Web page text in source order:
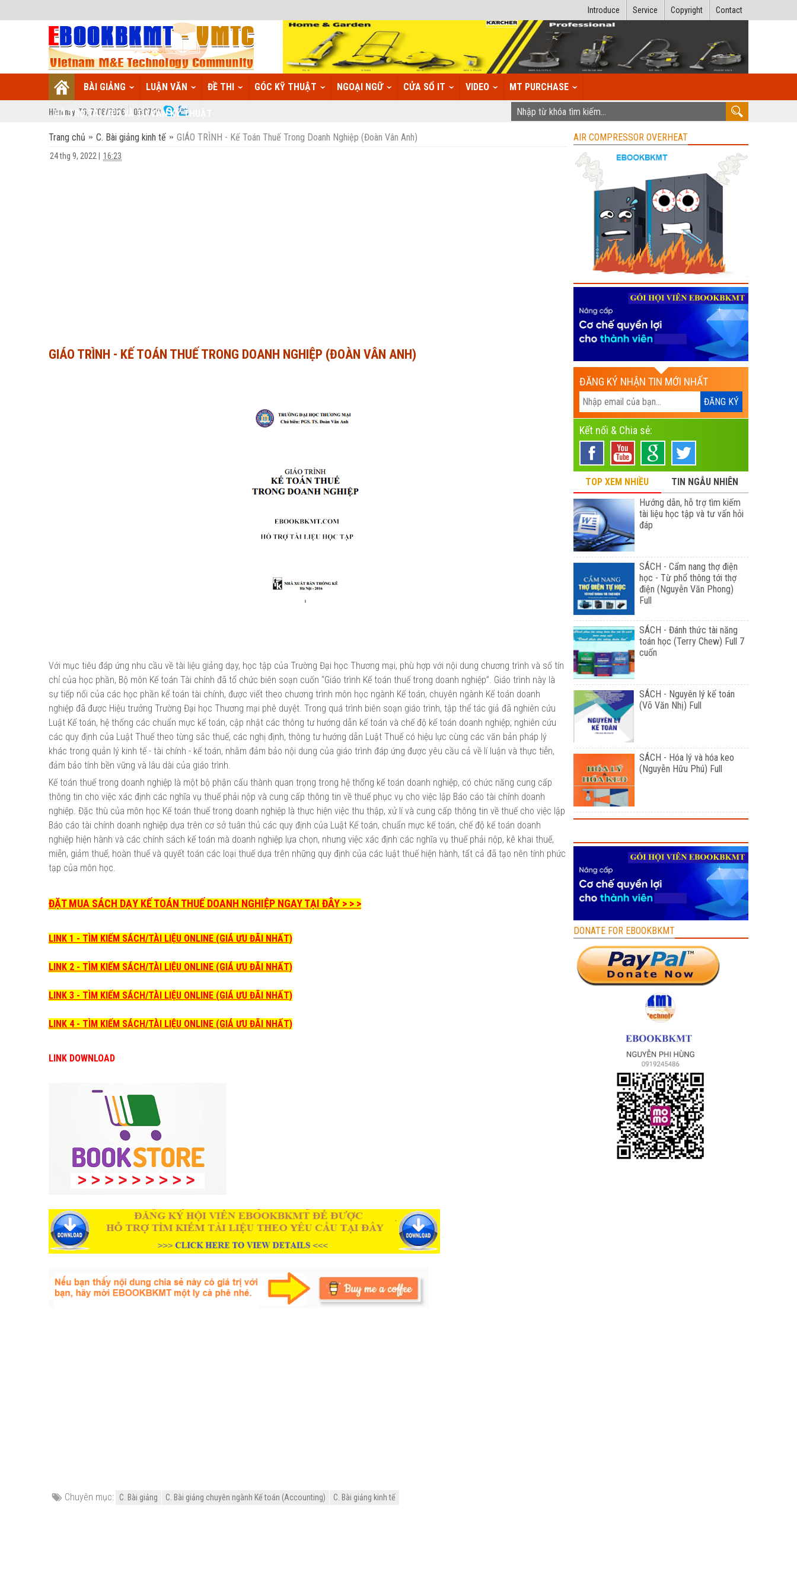
Contact
Copyright
Service
Introduce
BÀI GIẢNG LUẬN VĂN ĐỀ THI GÓC KỸ THUẬT NGOẠI NGỮ CỬA SỔ IT VIDEO MT PURCHASE
HỖ TRỢ TÀI LIỆU VÀ TƯ VẤN KỸ THUẬT
Hôm nay: T6, 7/08/2026 09:07:19
Trang chủ C. Bài giảng kinh tế GIÁO TRÌNH - Kế Toán Thuế Trong Doanh Nghiệp (Đoàn Vân Anh)
24 thg 9, 2022 16:23
GIÁO TRÌNH - KẾ TOÁN THUẾ TRONG DOANH NGHIỆP (ĐOÀN VÂN ANH)
Với mục tiêu đáp ứng nhu cầu về tài liệu giảng dạy, học tập của Trường Đại học Thương mại, phù hợp với nội dung chương trình và số tín
chỉ của học phần, Bộ môn Kế toán Tài chính đã tổ chức biên soạn cuốn “Giáo trình Kế toán thuế trong doanh nghiệp”. Giáo trình này là
sự tiếp nối của các học phần kế toán tài chính, được viết theo chương trình môn học ngành Kế toán, chuyên ngành Kế toán doanh
nghiệp đã được Hiệu trưởng Trường Đại học Thương mại phê duyệt. Trong quá trình biên soạn giáo trình, tập thể tác giả đã nghiên cứu
Luật Kế toán, hệ thống các chuẩn mực kế toán, cập nhật các thông tư hướng dẫn kế toán và chế độ kế toán doanh nghiệp; nghiên cứu
các quy định của Luật Thuế theo từng sắc thuế, các nghị định, thông tư hướng dẫn Luật Thuế có hiệu lực cùng các văn bản pháp lý
khác trong quản lý kinh tế - tài chính - kế toán, nhằm đảm bảo nội dung của giáo trình đáp ứng được yêu cầu cả về lí luận và thực tiễn,
đảm bảo tính bền vững và lâu dài của giáo trình.
Kế toán thuế trong doanh nghiệp là một bộ phận cấu thành quan trọng trong hệ thống kế toán doanh nghiệp, có chức năng cung cấp
thông tin cho việc xác định các nghĩa vụ thuế phải nộp và cung cấp thông tin về thuế phục vụ cho việc lập Báo cáo tài chính doanh
nghiệp. Đặc thù của môn học Kế toán thuế trong doanh nghiệp là thực hiện việc thu thập, xử lí và cung cấp thông tin về thuế cho việc lập
Báo cáo tài chính doanh nghiệp dựa trên cơ sở tuân thủ các quy định của Luật Kế toán, chuẩn mực kế toán, chế độ kế toán doanh
nghiệp hiện hành và các chính sách kế toán mà doanh nghiệp lựa chọn, nhưng việc xác định các nghĩa vụ thuế phải nộp, kê khai thuế,
miễn, giảm thuế, hoàn thuế và quyết toán các loại thuế dựa trên những quy định của các luật thuế hiện hành, tất cả đã tạo nên tính phức
tạp của môn học.
ĐẶT MUA SÁCH DẠY KẾ TOÁN THUẾ DOANH NGHIỆP NGAY TẠI ĐÂY > > >
LINK 1 - TÌM KIẾM SÁCH/TÀI LIỆU ONLINE (GIÁ ƯU ĐÃI NHẤT)
LINK 2 - TÌM KIẾM SÁCH/TÀI LIỆU ONLINE (GIÁ ƯU ĐÃI NHẤT)
LINK 3 - TÌM KIẾM SÁCH/TÀI LIỆU ONLINE (GIÁ ƯU ĐÃI NHẤT)
LINK 4 - TÌM KIẾM SÁCH/TÀI LIỆU ONLINE (GIÁ ƯU ĐÃI NHẤT)
LINK DOWNLOAD
Chuyên mục: C. Bài giảng C. Bài giảng chuyên ngành Kế toán (Accounting) C. Bài giảng kinh tế
AIR COMPRESSOR OVERHEAT
ĐĂNG KÝ NHẬN TIN MỚI NHẤT
Kết nối & Chia sẻ:
TOP XEM NHIỀU
TIN NGẪU NHIÊN
Hướng dẫn, hỗ trợ tìm kiếm
tài liệu học tập và tư vấn hỏi
đáp
SÁCH - Cẩm nang thợ điện
học - Từ phổ thông tới thợ
điện (Nguyễn Văn Phong)
Full
SÁCH - Đánh thức tài năng
toán học (Terry Chew) Full 7
cuốn
SÁCH - Nguyên lý kế toán
(Võ Văn Nhị) Full
SÁCH - Hóa lý và hóa keo
(Nguyễn Hữu Phú) Full
DONATE FOR EBOOKBKMT